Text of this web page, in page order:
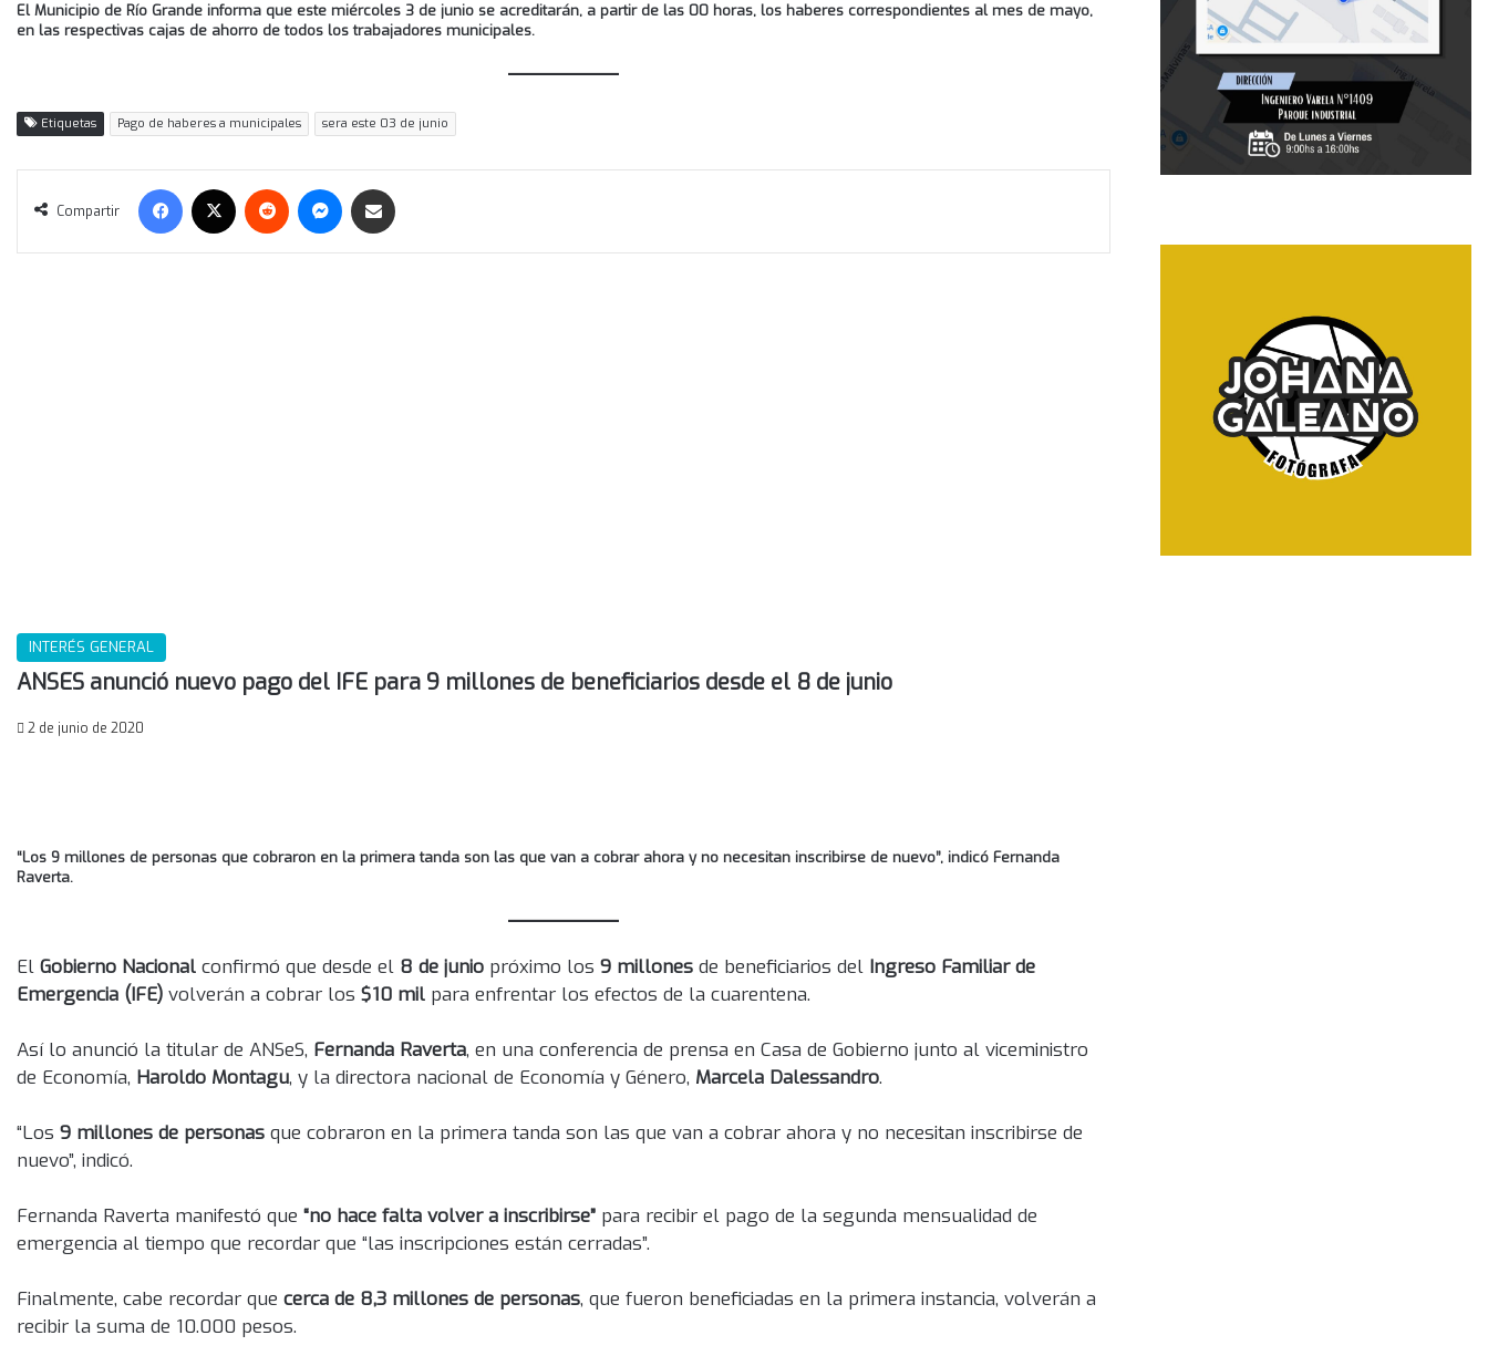
El Municipio de Río Grande informa que este miércoles 3 de junio se acreditarán, a partir de las 00 horas, los haberes correspondientes al mes de mayo,
en las respectivas cajas de ahorro de todos los trabajadores municipales.
Etiquetas Pago de haberes a municipales sera este 03 de junio
Compartir
Facebook Reddit Messenger